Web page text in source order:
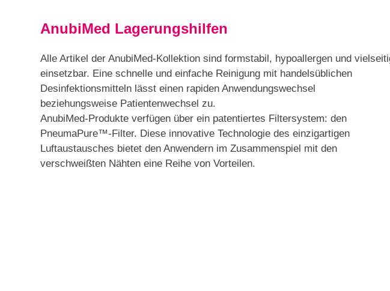
AnubiMed Lagerungshilfen
Alle Artikel der AnubiMed-Kollektion sind formstabil, hypoallergen und
einsetzbar. Eine schnelle und einfache Reinigung mit handelsüblichen
Desinfektionsmitteln lässt einen rapiden Anwendungswechsel
beziehungsweise Patientenwechsel zu.
AnubiMed-Produkte verfügen über ein patentiertes Filtersystem: den
PneumaPure™-Filter. Diese innovative Technologie des einzigartigen
Luftaustausches bietet den Anwendern im Zusammenspiel mit den
verschweißten Nähten eine Reihe von Vorteilen.